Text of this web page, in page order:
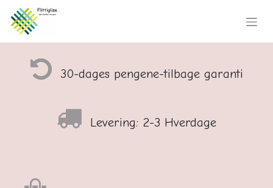
30-dages pengene-tilbage garanti
Levering: 2-3 Hverdage